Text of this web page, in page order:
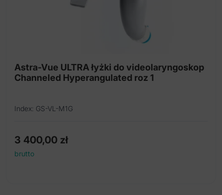
Astra-Vue ULTRA łyżki do videolaryngoskop
Channeled Hyperangulated roz 1
Index: GS-VL-M1G
3 400,00 zł
brutto